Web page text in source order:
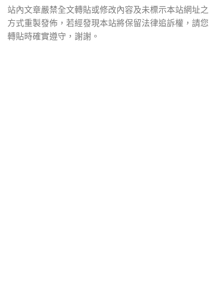
站內文章嚴禁全文轉貼或修改內容及未標示本站網址之
方式重製發佈，若經發現本站將保留法律追訴權，請您
轉貼時確實遵守，謝謝。